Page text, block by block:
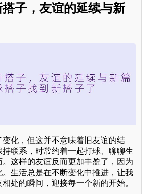
子，友谊的延续与新
化，但这并不意味着旧友谊的结
联系，时常约着一起打球、聊聊生
这样的友谊反而更加丰盈了，因为
生活总是在不断变化中推进，让我
处的瞬间，迎接每一个新的开始。